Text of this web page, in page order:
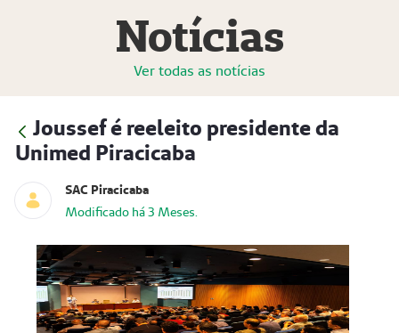
Notícias
Ver todas as notícias
Joussef é reeleito presidente da
Unimed Piracicaba
SAC Piracicaba
Modificado há 3 Meses.